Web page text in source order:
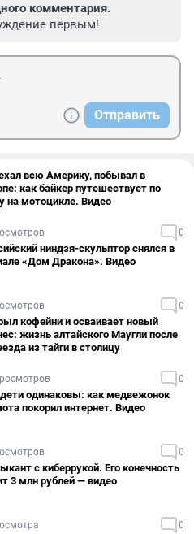
комментария.
первым!
Отправить
всю Америку, побывал в
как байкер путешествует по
на мотоцикле. Видео
0
ниндзя-скульптор снялся в
«Дом Дракона». Видео
0
кофейни и осваивает новый
жизнь алтайского Маугли после
из тайги в столицу
0
одинаковы: как медвежонок
покорил интернет. Видео
0
с киберрукой. Его конечность
3 млн рублей — видео
0